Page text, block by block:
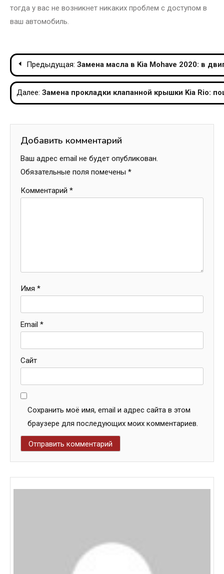
тогда у вас не возникнет никаких проблем с доступом в
ваш автомобиль.
Навигация
по
записям
Предыдущая: Замена масла в Kia Mohave 2020: в
Далее: Замена прокладки клапанной крышки Kia Rio:
Добавить комментарий
Ваш адрес email не будет опубликован.
Обязательные поля помечены *
Комментарий *
Имя *
Email *
Сайт
Сохранить моё имя, email и адрес сайта в этом
браузере для последующих моих комментариев.